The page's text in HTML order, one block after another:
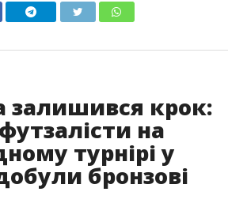
залишився крок:
на
турнірі у
бронзові